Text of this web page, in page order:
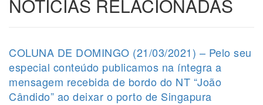
NOTÍCIAS RELACIONADAS
COLUNA DE DOMINGO (21/03/2021) – Pelo seu
especial conteúdo publicamos na íntegra a
mensagem recebida de bordo do NT “João
Cândido” ao deixar o porto de Singapura